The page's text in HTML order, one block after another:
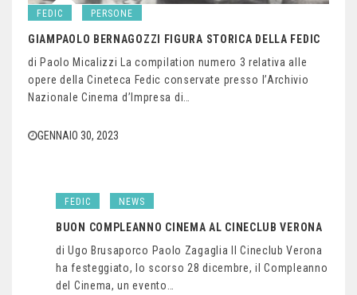
FEDIC PERSONE
GIAMPAOLO BERNAGOZZI FIGURA STORICA DELLA FEDIC
di Paolo Micalizzi La compilation numero 3 relativa alle
opere della Cineteca Fedic conservate presso l’Archivio
Nazionale Cinema d’Impresa di…
GENNAIO 30, 2023
FEDIC NEWS
BUON COMPLEANNO CINEMA AL CINECLUB VERONA
di Ugo Brusaporco Paolo Zagaglia Il Cineclub Verona
ha festeggiato, lo scorso 28 dicembre, il Compleanno
del Cinema, un evento…